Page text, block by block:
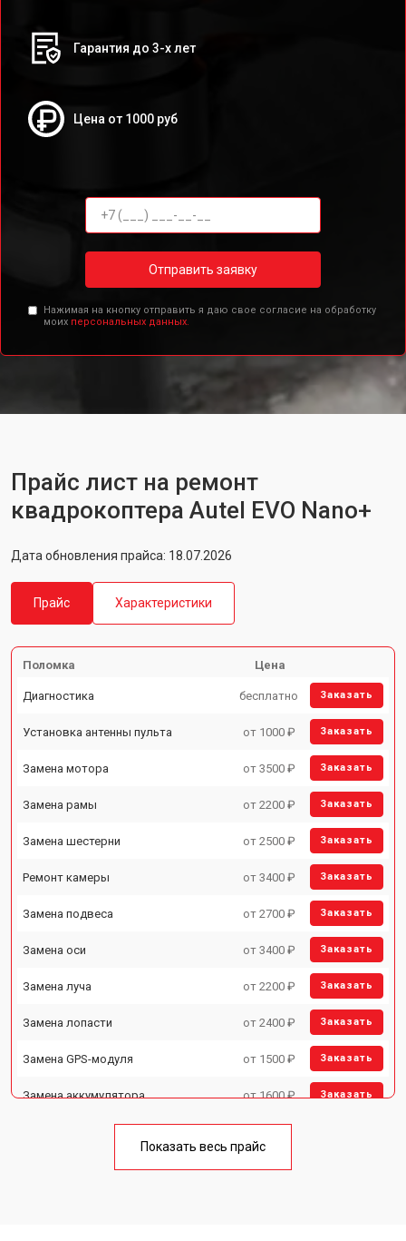
Гарантия до 3-х лет
Цена от 1000 руб
Отправить заявку
Нажимая на кнопку отправить я даю свое согласие на обработку
моих персональных данных.
Прайс лист на ремонт
квадрокоптера Autel EVO Nano+
Дата обновления прайса: 18.07.2026
Прайс Характеристики
Поломка Цена
Диагностика бесплатно Заказать
Установка антенны пульта от 1000 ₽ Заказать
Замена мотора от 3500 ₽ Заказать
Замена рамы от 2200 ₽ Заказать
Замена шестерни от 2500 ₽ Заказать
Ремонт камеры от 3400 ₽ Заказать
Замена подвеса от 2700 ₽ Заказать
Замена оси от 3400 ₽ Заказать
Замена луча от 2200 ₽ Заказать
Замена лопасти от 2400 ₽ Заказать
Замена GPS-модуля от 1500 ₽ Заказать
Замена аккумулятора от 1600 ₽ Заказать
от 1800 ₽
Показать весь прайс